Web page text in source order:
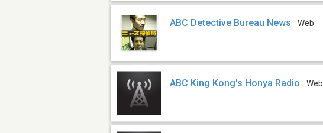
ABC Detective Bureau News Web
ABC King Kong's Honya Radio Web